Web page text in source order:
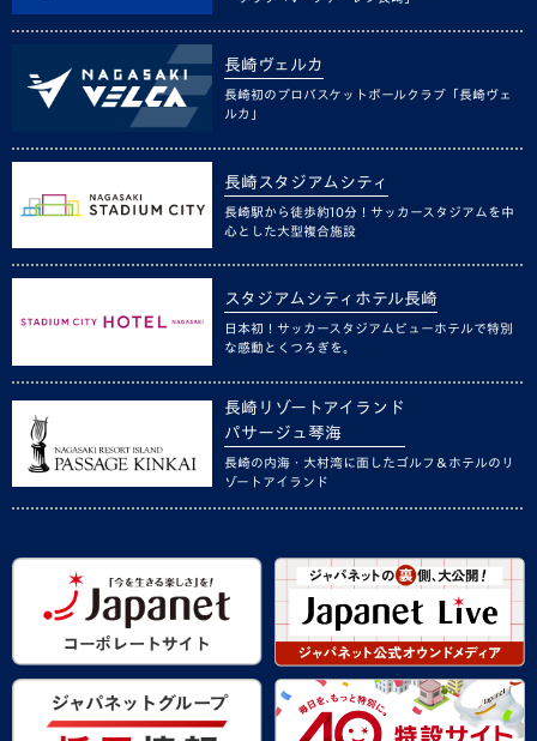
長崎ヴェルカ
長崎初のプロバスケットボールクラブ「長崎ヴェ
ルカ」
長崎スタジアムシティ
長崎駅から徒歩約10分！サッカースタジアムを中
心とした大型複合施設
スタジアムシティホテル長崎
日本初！サッカースタジアムビューホテルで特別
な感動とくつろぎを。
長崎リゾートアイランド
パサージュ琴海
長崎の内海・大村湾に面したゴルフ＆ホテルのリ
ゾートアイランド